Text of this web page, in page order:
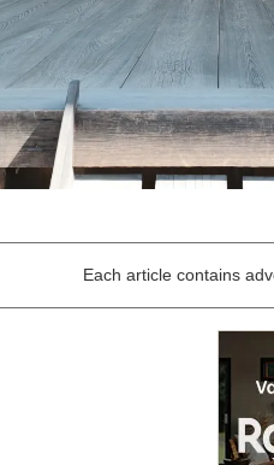
Each article contains